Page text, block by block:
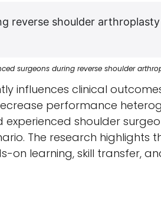
reverse shoulder
surgeons during reverse shoulder
influences clinical
performance
shoulder
The research highlights
learning, skill transfer,